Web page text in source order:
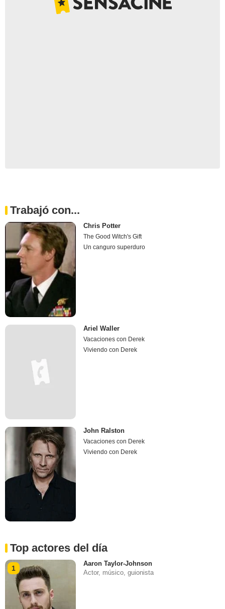
Trabajó con...
Chris Potter
The Good Witch's Gift
Un canguro superduro
Ariel Waller
Vacaciones con Derek
Viviendo con Derek
John Ralston
Vacaciones con Derek
Viviendo con Derek
Top actores del día
1
Aaron Taylor-Johnson
Actor, músico, guionista